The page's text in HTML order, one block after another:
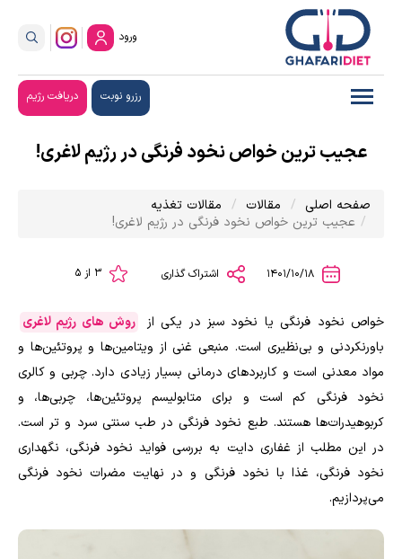
ورود
رزرو نوبت دریافت رژیم
عجیب ترین خواص نخود فرنگی در رژیم لاغری!
صفحه اصلی مقالات
مقالات تغذیه
عجیب ترین خواص نخود فرنگی در رژیم لاغری!
1401/10/18 اشتراک گذاری
خواص نخود فرنگی یا نخود سبز در یکی از
روش های رژیم لاغری
باورنکردنی و بی‌نظیری است. منبعی غنی از ویتامین‌ها و پروتئین‌ها و
مواد معدنی است و کاربرد‌های درمانی بسیار زیادی دارد. چربی و کالری
نخود فرنگی کم است و برای متابولیسم پروتئین‌ها، چربی‌ها، و
کربوهیدرات‌ها هستند. طبع نخود فرنگی در طب سنتی سرد و تر است.
در این مطلب از غفاری دایت به بررسی فواید نخود فرنگی، نگهداری
نخود فرنگی، غذا با نخود فرنگی و در نهایت مضرات نخود فرنگی
می‌پردازیم.